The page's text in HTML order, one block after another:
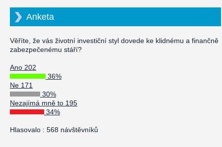
Anketa
Věříte, že vás životní investiční styl dovede ke klidnému a finančně
zabezpečenému stáří?
Ano 202
36%
Ne 171
30%
Nezajímá mně to 195
34%
Hlasovalo : 568 návštěvníků